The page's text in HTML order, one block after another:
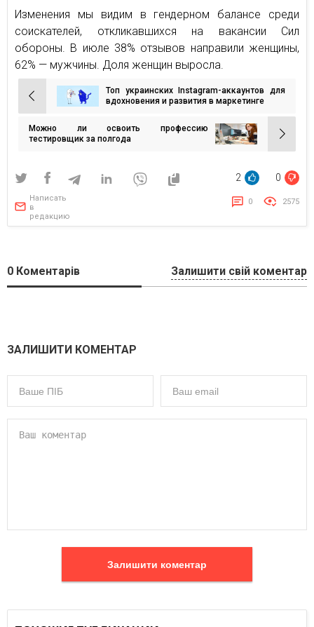
Изменения мы видим в гендерном балансе среди
соискателей, откликавшихся на вакансии Сил
обороны. В июле 38% отзывов направили женщины,
62% — мужчины. Доля женщин выросла.
Навигация
по
записям
Топ украинских Instagram-аккаунтов для
вдохновения и развития в маркетинге
Можно ли освоить профессию
тестировщик за полгода
2 0
Написать
в
редакцию
0 2575
0 Коментарів Залишити свій коментар
ЗАЛИШИТИ КОМЕНТАР
Залишити коментар